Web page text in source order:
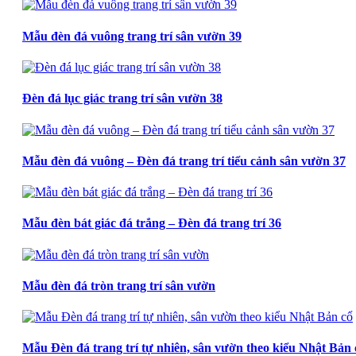
Mẫu đèn đá vuông trang trí sân vườn 39
Đèn đá lục giác trang trí sân vườn 38
Mẫu đèn đá vuông – Đèn đá trang trí tiểu cảnh sân vườn 37
Mẫu đèn bát giác đá trắng – Đèn đá trang trí 36
Mẫu đèn đá tròn trang trí sân vườn
Mẫu Đèn đá trang trí tự nhiên, sân vườn theo kiểu Nhật Bản